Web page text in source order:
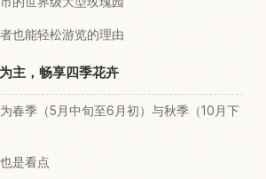
也能轻松游览的理由
主，畅享四季花卉
春季（5月中旬至6月初）与秋季（10月下
是看点